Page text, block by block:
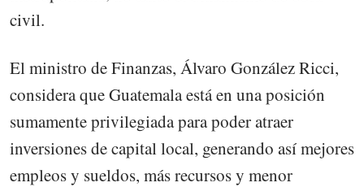
civil.
El ministro de Finanzas, Álvaro González Ricci,
considera que Guatemala está en una posición
sumamente privilegiada para poder atraer
inversiones de capital local, generando así mejores
empleos y sueldos, más recursos y menor